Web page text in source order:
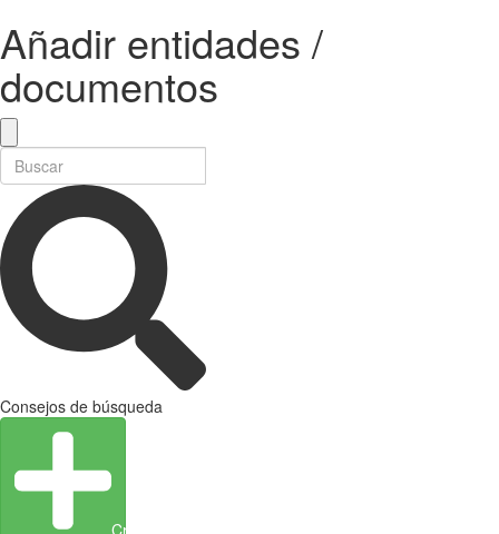
Añadir entidades /
documentos
Consejos de búsqueda
Crear entidad